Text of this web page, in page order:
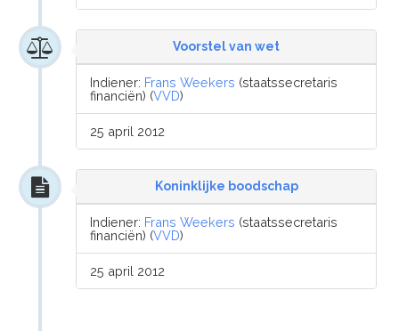
Voorstel van wet
Indiener: Frans Weekers (staatssecretaris
financiën) (VVD)
25 april 2012
Koninklijke boodschap
Indiener: Frans Weekers (staatssecretaris
financiën) (VVD)
25 april 2012